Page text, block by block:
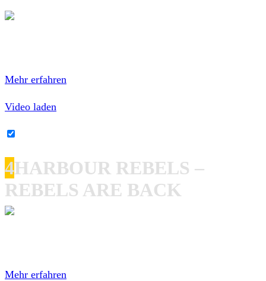
Mehr erfahren
Video laden
4HARBOUR REBELS –
REBELS ARE BACK
Mehr erfahren